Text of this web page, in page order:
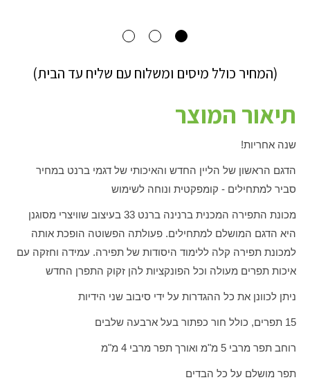
(המחיר כולל מיסים ומשלוח עם שליח עד הבית)
תיאור המוצר
שנה אחריות!
הדגם הראשון של הליין החדש והאיכותי של דגמי ברנט במחיר
סביר למתחילים - קומפקטית ונוחה לשימוש
מכונת התפירה המכנית ברנינה ברנט 33 בעיצוב שוויצרי מסוגנן
היא הדגם המושלם למתחילים. פעולתה הפשוטה הופכת אותה
למכונת תפירה קלה ללימוד היסודות של תפירה. עמידה וחזקה עם
איכות תפרים מעולה וכל הפונקציות להן זקוק התפרן החדש
ניתן לכוונן את כל ההגדרות על ידי סיבוב שני הידיות
15 תפרים, כולל חור כפתור בעל ארבעה שלבים
רוחב תפר מרבי 5 מ"מ ואורך תפר מרבי 4 מ"מ
תפר מושלם על כל הבדים